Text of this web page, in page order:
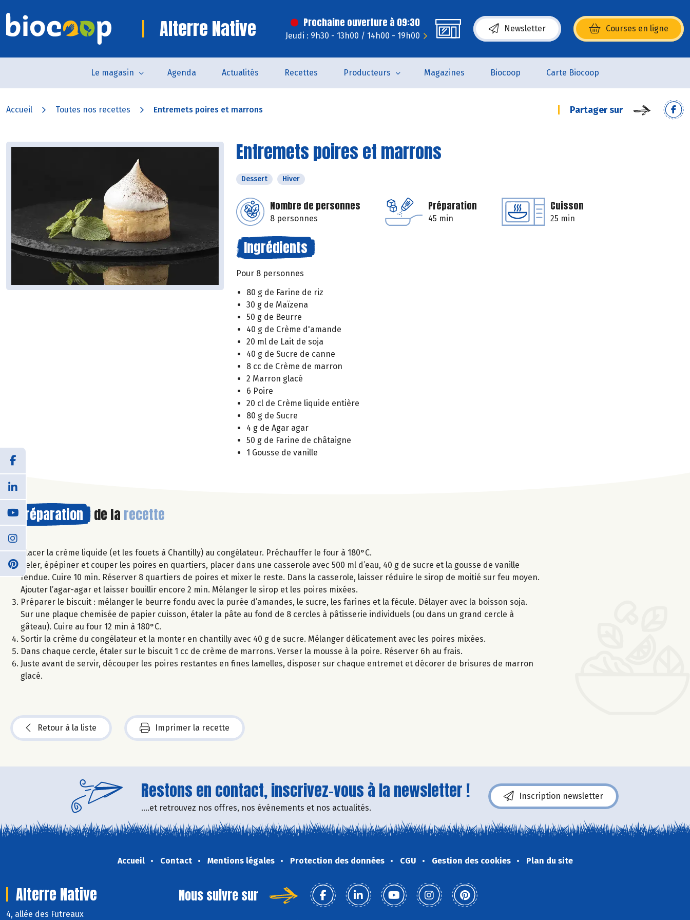
Alterre Native Prochaine ouverture à 09:30
Jeudi : 9h30 - 13h00 / 14h00 - 19h00
Newsletter Courses en ligne
(s’ouvre dans une nouvelle fenêtre)
Le magasin Agenda Actualités Recettes Producteurs Magazines Biocoop Carte Biocoop
Accueil Toutes nos recettes Entremets poires et marrons Partager sur
Entremets poires et marrons
Dessert Hiver
Nombre de personnes
8 personnes
Préparation
45 min
Cuisson
25 min
Ingrédients
Pour 8 personnes
80 g de Farine de riz
30 g de Maïzena
50 g de Beurre
40 g de Crème d'amande
20 ml de Lait de soja
40 g de Sucre de canne
8 cc de Crème de marron
2 Marron glacé
6 Poire
20 cl de Crème liquide entière
80 g de Sucre
4 g de Agar agar
50 g de Farine de châtaigne
1 Gousse de vanille
Préparation de la recette
Placer la crème liquide (et les fouets à Chantilly) au congélateur. Préchauffer le four à 180°C.
Peler, épépiner et couper les poires en quartiers, placer dans une casserole avec 500 ml d’eau, 40 g de sucre et la gousse de vanille
fendue. Cuire 10 min. Réserver 8 quartiers de poires et mixer le reste. Dans la casserole, laisser réduire le sirop de moitié sur feu moyen.
Ajouter l’agar-agar et laisser bouillir encore 2 min. Mélanger le sirop et les poires mixées.
Préparer le biscuit : mélanger le beurre fondu avec la purée d’amandes, le sucre, les farines et la fécule. Délayer avec la boisson soja.
Sur une plaque chemisée de papier cuisson, étaler la pâte au fond de 8 cercles à pâtisserie individuels (ou dans un grand cercle à
gâteau). Cuire au four 12 min à 180°C.
Sortir la crème du congélateur et la monter en chantilly avec 40 g de sucre. Mélanger délicatement avec les poires mixées.
Dans chaque cercle, étaler sur le biscuit 1 cc de crème de marrons. Verser la mousse à la poire. Réserver 6h au frais.
Juste avant de servir, découper les poires restantes en fines lamelles, disposer sur chaque entremet et décorer de brisures de marron
glacé.
Retour à la liste Imprimer la recette
Restons en contact, inscrivez-vous à la newsletter !
....et retrouvez nos offres, nos événements et nos actualités.
Inscription newsletter
Accueil Contact Mentions légales Protection des données CGU Gestion des cookies Plan du site
Alterre Native
4, allée des Futreaux
Nous suivre sur